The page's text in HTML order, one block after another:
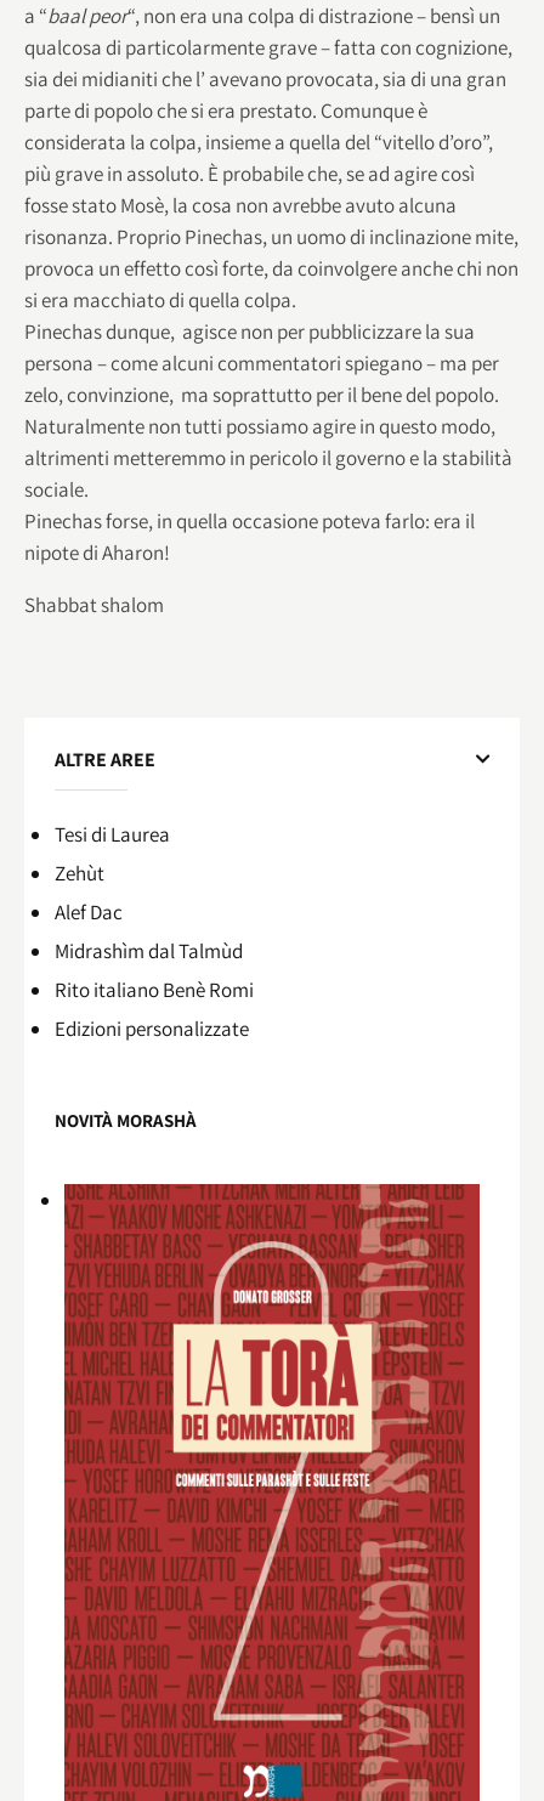
a “baal peor“, non era una colpa di distrazione – bensì un
qualcosa di particolarmente grave – fatta con cognizione,
sia dei midianiti che l’ avevano provocata, sia di una gran
parte di popolo che si era prestato. Comunque è
considerata la colpa, insieme a quella del “vitello d’oro”,
più grave in assoluto. È probabile che, se ad agire così
fosse stato Mosè, la cosa non avrebbe avuto alcuna
risonanza. Proprio Pinechas, un uomo di inclinazione mite,
provoca un effetto così forte, da coinvolgere anche chi non
si era macchiato di quella colpa.
Pinechas dunque, agisce non per pubblicizzare la sua
persona – come alcuni commentatori spiegano – ma per
zelo, convinzione, ma soprattutto per il bene del popolo.
Naturalmente non tutti possiamo agire in questo modo,
altrimenti metteremmo in pericolo il governo e la stabilità
sociale.
Pinechas forse, in quella occasione poteva farlo: era il
nipote di Aharon!
Shabbat shalom
ALTRE AREE
Tesi di Laurea
Zehùt
Alef Dac
Midrashìm dal Talmùd
Rito italiano Benè Romi​
Edizioni personalizzate
NOVITÀ MORASHÀ